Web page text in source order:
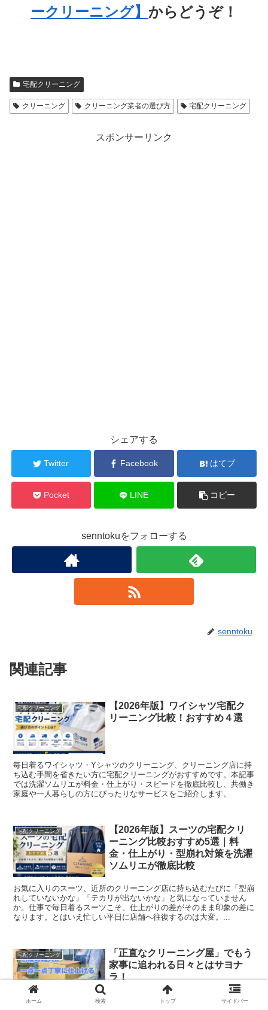
ークリーニング】 からどうぞ！
宅配クリーニング
クリーニング クリーニング業者の選び方 宅配クリーニング
スポンサーリンク
シェアする
Twitter Facebook はてブ
Pocket LINE コピー
senntokuをフォローする
senntoku
関連記事
宅配クリーニング
【2026年版】ワイシャツ宅配ク
リーニング比較！おすすめ４選
毎日着るワイシャツ・Yシャツのクリーニング、クリーニング店に持
ち込む手間を省きたい方に宅配クリーニングがおすすめです。本記事
では洗濯ソムリエが料金・仕上がり・スピードを徹底比較し、共働き
家庭や一人暮らしの方にぴったりなサービスをご紹介します。
宅配クリーニング
【2026年版】スーツの宅配クリ
ーニング比較おすすめ5選｜料
金・仕上がり・型崩れ対策を洗濯
ソムリエが徹底比較
お気に入りのスーツ、近所のクリーニング店に持ち込むたびに「型崩
れしていないかな」「テカリが出ないかな」と気になっていません
か。仕事で毎日着るスーツこそ、仕上がりの差がそのまま印象の差に
なります。とはいえ忙しい平日に店舗へ往復するのは大変。...
宅配クリーニング
「正直なクリーニング屋」でもう
家事に追われる日々とはサヨナ
ラ！
ホーム 検索 トップ サイドバー